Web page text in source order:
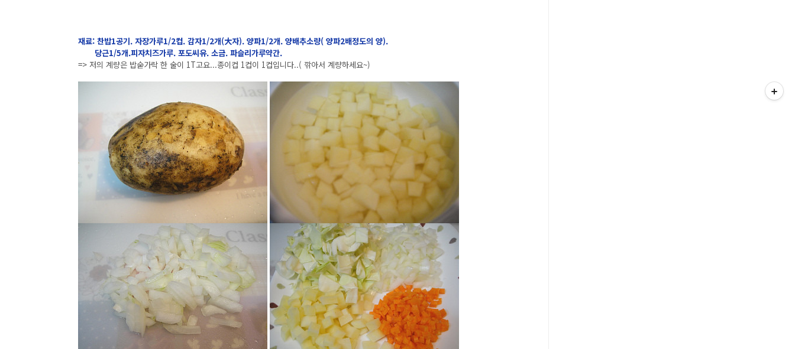
재료: 찬밥1공기. 자장가루1/2컵. 감자1/2개(大자). 양파1/2개. 양배추소량( 양파2배정도의 양).
당근1/5개.피자치즈가루. 포도씨유. 소금. 파슬리가루약간.
=> 저의 계량은 밥숟가락 한 술이 1T고요...종이컵 1컵이 1컵입니다..( 깎아서 계량하세요~)